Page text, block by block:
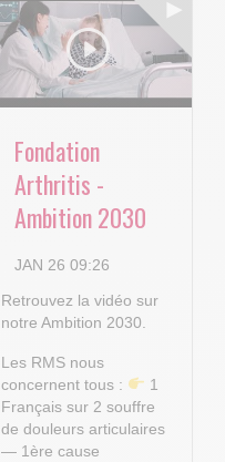
Fondation
Arthritis -
Ambition 2030
JAN 26 09:26
Retrouvez la vidéo sur
notre Ambition 2030.
Les RMS nous
concernent tous :
1
Français sur 2 souffre
de douleurs articulaires
— 1ère cause